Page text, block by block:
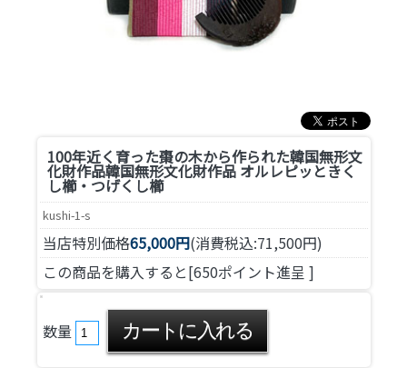
100年近く育った棗の木から作られた韓国無形文
化財作品韓国無形文化財作品 オルレピッときく
し櫛・つげくし櫛
kushi-1-s
当店特別価格65,000円(消費税込:71,500円)
この商品を購入すると[650ポイント進呈 ]
数量